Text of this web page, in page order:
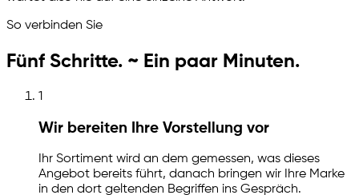
So verbinden Sie
Fünf Schritte. ~ Ein paar Minuten.
1
Wir bereiten Ihre Vorstellung vor
Ihr Sortiment wird an dem gemessen, was dieses
Angebot bereits führt, danach bringen wir Ihre Marke
in den dort geltenden Begriffen ins Gespräch.